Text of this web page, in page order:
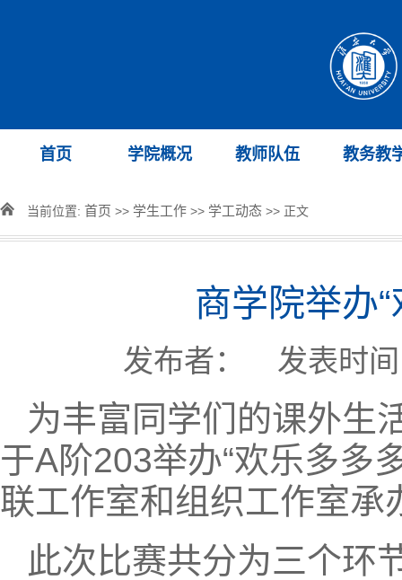
首页 学院概况 教师队伍 教务教
当前位置: 首页 >> 学生工作 >> 学工动态 >> 正文
商学院举办
发布者： 发表时
为丰富同学们的课外生
于A阶203举办“欢乐多多
联工作室和组织工作室
此次比赛共分为三个环